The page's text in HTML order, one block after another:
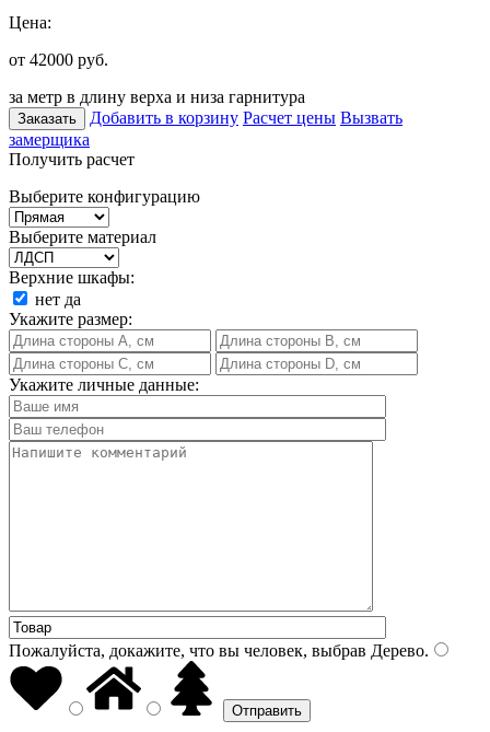
Цена:
от 42000 руб.
за метр в длину верха и низа гарнитура
Заказать Добавить в корзину Расчет цены Вызвать
замерщика
Получить расчет
Выберите конфигурацию
Выберите материал
Верхние шкафы:
нет да
Укажите размер:
Укажите личные данные:
Пожалуйста, докажите, что вы человек, выбрав Дерево.